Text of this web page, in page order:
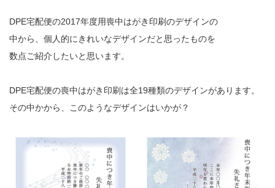
DPE宅配便の2017年度用喪中はがき印刷のデザインの
中から、個人的にきれいなデザインだと思ったものを
数点ご紹介したいと思います。
DPE宅配便の喪中はがき印刷は全19種類のデザインがあります。
その中かから、このようなデザインはいかが？